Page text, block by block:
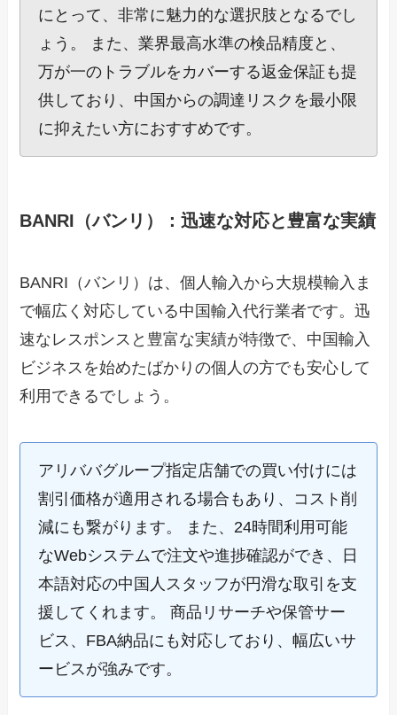
にとって、非常に魅力的な選択肢となるでし
ょう。 また、業界最高水準の検品精度と、
万が一のトラブルをカバーする返金保証も提
供しており、中国からの調達リスクを最小限
に抑えたい方におすすめです。
BANRI（バンリ）：迅速な対応と豊富な実績
BANRI（バンリ）は、個人輸入から大規模輸入ま
で幅広く対応している中国輸入代行業者です。迅
速なレスポンスと豊富な実績が特徴で、中国輸入
ビジネスを始めたばかりの個人の方でも安心して
利用できるでしょう。
アリババグループ指定店舗での買い付けには
割引価格が適用される場合もあり、コスト削
減にも繋がります。 また、24時間利用可能
なWebシステムで注文や進捗確認ができ、日
本語対応の中国人スタッフが円滑な取引を支
援してくれます。 商品リサーチや保管サー
ビス、FBA納品にも対応しており、幅広いサ
ービスが強みです。